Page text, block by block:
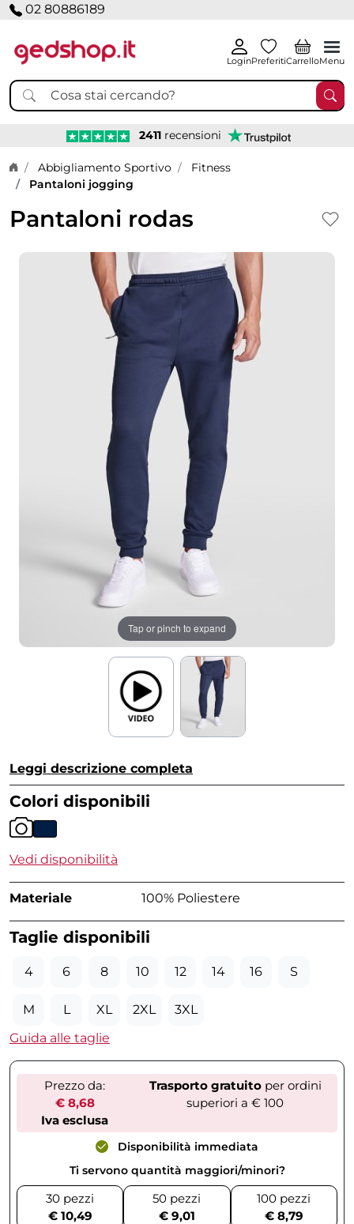
02 80886189
LoginPreferitiCarrelloMenu
2411 recensioni
Home page
Abbigliamento Sportivo
Fitness
Pantaloni jogging
Pantaloni rodas
Tap or pinch to expand
Leggi descrizione completa
Colori disponibili
Vedi disponibilità
Materiale 100% Poliestere
Taglie disponibili
4 6 8 10 12 14 16 S
M L XL 2XL
3XL
Guida alle taglie
Prezzo da:
€ 8,68
Iva esclusa
Trasporto gratuitoper ordini
superiori a € 100
Disponibilità immediata
Ti servono quantità maggiori/minori?
30 pezzi
€ 10,49
50 pezzi
€ 9,01
100 pezzi
€ 8,79